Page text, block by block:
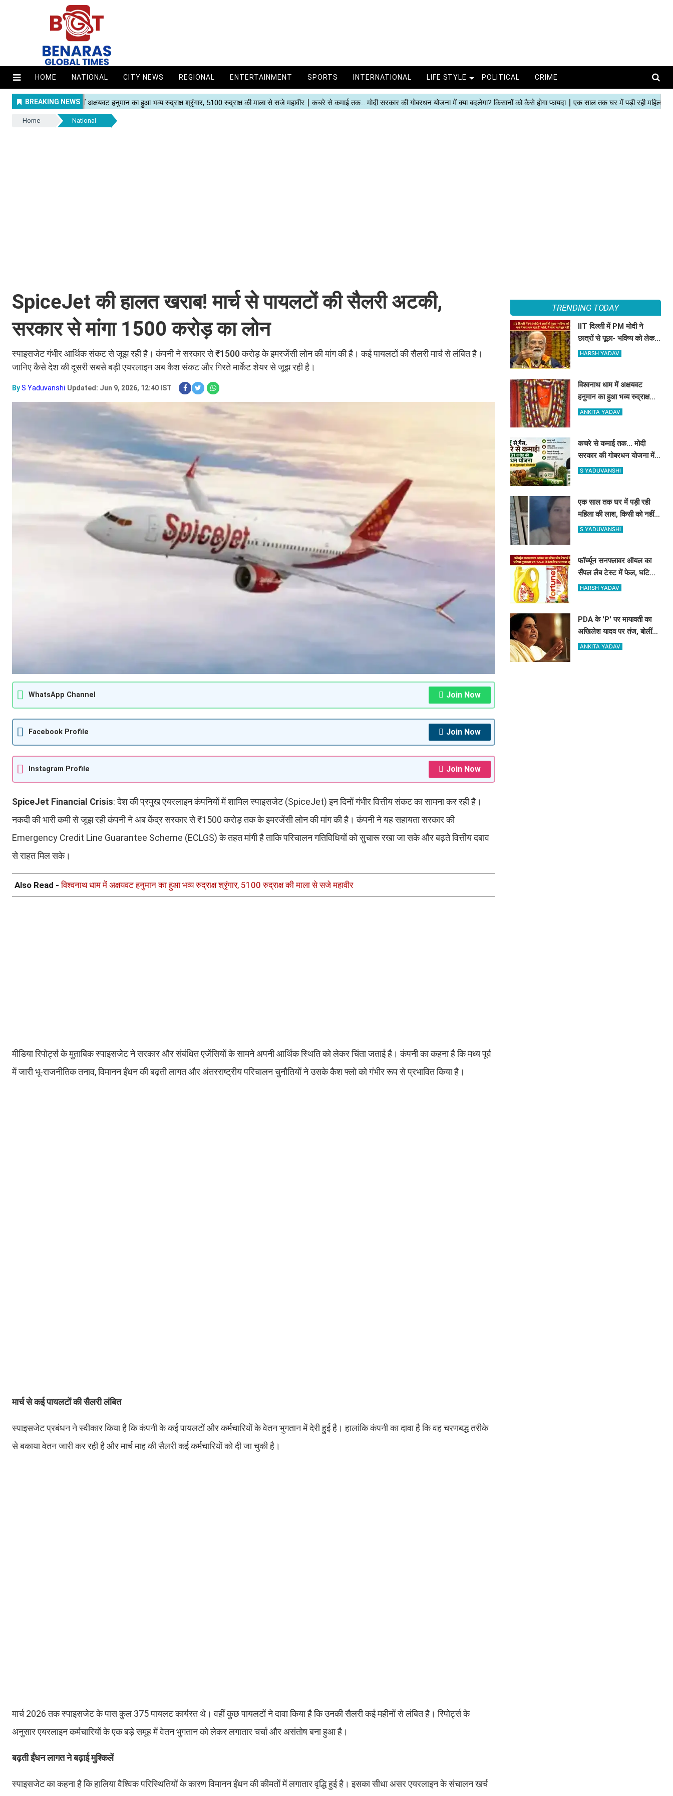
HOME NATIONAL CITY NEWS REGIONAL ENTERTAINMENT SPORTS INTERNATIONAL LIFE STYLE POLITICAL CRIME
Home National
SpiceJet की हालत खराब! मार्च से पायलटों की सैलरी अटकी,
सरकार से मांगा 1500 करोड़ का लोन
स्पाइसजेट गंभीर आर्थिक संकट से जूझ रही है। कंपनी ने सरकार से ₹1500 करोड़ के इमरजेंसी लोन की मांग की है। कई पायलटों की सैलरी मार्च से लंबित है।
जानिए कैसे देश की दूसरी सबसे बड़ी एयरलाइन अब कैश संकट और गिरते मार्केट शेयर से जूझ रही है।
ByS Yaduvanshi Updated: Jun 9, 2026, 12:40 IST
WhatsApp Channel Join Now
Facebook Profile Join Now
Instagram Profile Join Now
SpiceJet Financial Crisis: देश की प्रमुख एयरलाइन कंपनियों में शामिल स्पाइसजेट (SpiceJet) इन दिनों गंभीर वित्तीय संकट का सामना कर रही है।
नकदी की भारी कमी से जूझ रही कंपनी ने अब केंद्र सरकार से ₹1500 करोड़ तक के इमरजेंसी लोन की मांग की है। कंपनी ने यह सहायता सरकार की
Emergency Credit Line Guarantee Scheme (ECLGS) के तहत मांगी है ताकि परिचालन गतिविधियों को सुचारू रखा जा सके और बढ़ते वित्तीय दबाव
से राहत मिल सके।
Also Read -विश्वनाथ धाम में अक्षयवट हनुमान का हुआ भव्य रुद्राक्ष श्रृंगार, 5100 रुद्राक्ष की माला से सजे महावीर
मीडिया रिपोर्ट्स के मुताबिक स्पाइसजेट ने सरकार और संबंधित एजेंसियों के सामने अपनी आर्थिक स्थिति को लेकर चिंता जताई है। कंपनी का कहना है कि मध्य पूर्व
में जारी भू-राजनीतिक तनाव, विमानन ईंधन की बढ़ती लागत और अंतरराष्ट्रीय परिचालन चुनौतियों ने उसके कैश फ्लो को गंभीर रूप से प्रभावित किया है।
मार्च से कई पायलटों की सैलरी लंबित
स्पाइसजेट प्रबंधन ने स्वीकार किया है कि कंपनी के कई पायलटों और कर्मचारियों के वेतन भुगतान में देरी हुई है। हालांकि कंपनी का दावा है कि वह चरणबद्ध तरीके
से बकाया वेतन जारी कर रही है और मार्च माह की सैलरी कई कर्मचारियों को दी जा चुकी है।
मार्च 2026 तक स्पाइसजेट के पास कुल 375 पायलट कार्यरत थे। वहीं कुछ पायलटों ने दावा किया है कि उनकी सैलरी कई महीनों से लंबित है। रिपोर्ट्स के
अनुसार एयरलाइन कर्मचारियों के एक बड़े समूह में वेतन भुगतान को लेकर लगातार चर्चा और असंतोष बना हुआ है।
बढ़ती ईंधन लागत ने बढ़ाई मुश्किलें
स्पाइसजेट का कहना है कि हालिया वैश्विक परिस्थितियों के कारण विमानन ईंधन की कीमतों में लगातार वृद्धि हुई है। इसका सीधा असर एयरलाइन के संचालन खर्च
TRENDING TODAY
IIT दिल्ली में PM मोदी ने
छात्रों से पूछा- भविष्य को लेकर
मन में क्या चल रहा है? बोले, मैं
HARSH YADAV
विश्वनाथ धाम में अक्षयवट
हनुमान का हुआ भव्य रुद्राक्ष
श्रृंगार, 5100 रुद्राक्ष की माला
ANKITA YADAV
कचरे से कमाई तक... मोदी
सरकार की गोबरधन योजना में
क्या बदलेगा? किसानों को कैसे
S YADUVANSHI
एक साल तक घर में पड़ी रही
महिला की लाश, किसी को नहीं
लगी भनक! बेटी का बयान भी
S YADUVANSHI
फॉर्च्यून सनफ्लावर ऑयल का
सैंपल लैब टेस्ट में फेल, घटिया
गुणवत्ता पर FSSAI ने कंपनी
HARSH YADAV
PDA के 'P' पर मायावती का
अखिलेश यादव पर तंज, बोलीं-
'पहले पिछड़ा था, अब पंडित कर
ANKITA YADAV